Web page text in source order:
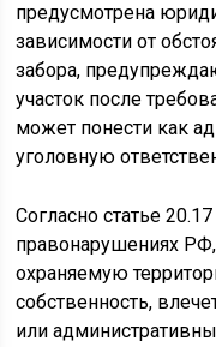
предусмотрена
зависимости от
забора,
участок после
может понести как
уголовную
Согласно статье
правонарушениях
охраняемую
собственность,
или